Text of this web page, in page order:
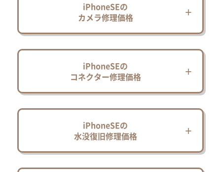
iPhoneSEの
カメラ修理価格
iPhoneSEの
コネクター修理価格
iPhoneSEの
水没復旧修理価格